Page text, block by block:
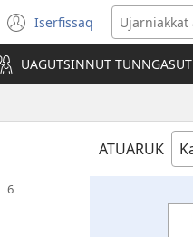
Iserfissaq
(opens
new
window)
UAGUTSINNUT TUNNGASUT
ATUARUK